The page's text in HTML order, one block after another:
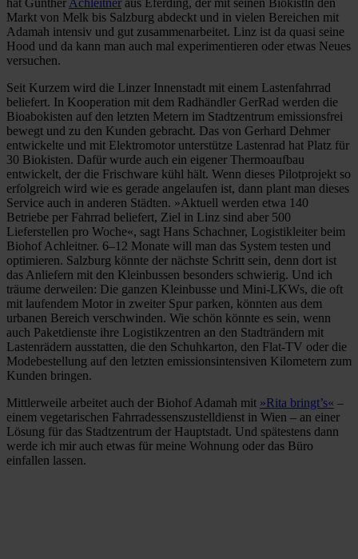
hat Günther Achleitner aus Eferding, der mit seinen Biokistln den
Markt von Melk bis Salzburg abdeckt und in vielen Bereichen mit
Adamah intensiv und gut zusammenarbeitet. Linz ist da quasi seine
Hood und da kann man auch mal experimentieren oder etwas Neues
versuchen.
Seit Kurzem wird die Linzer Innenstadt mit einem Lastenfahrrad
beliefert. In Kooperation mit dem Radhändler GerRad werden die
Bioabokisten auf den letzten Metern im Stadtzentrum emissionsfrei
bewegt und zu den Kunden gebracht. Das von Gerhard Dehmer
entwickelte und mit Elektromotor unterstütze Lastenrad hat Platz für
30 Biokisten. Dafür wurde auch ein eigener Thermoaufbau
entwickelt, der die Frischware kühl hält. Wenn dieses Pilotprojekt so
erfolgreich wird wie es gerade angelaufen ist, dann plant man dieses
Service auch in anderen Städten. »Aktuell werden etwa 140
Betriebe per Fahrrad beliefert, Ziel in Linz sind aber 500
Lieferstellen pro Woche«, sagt Hans Schachner, Logistikleiter beim
Biohof Achleitner. 6–12 Monate will man das System testen und
optimieren. Salzburg könnte der nächste Schritt sein, denn dort ist
das Anliefern mit den Kleinbussen besonders schwierig. Und ich
träume derweilen: Die ganzen Kleinbusse und Mini-LKWs, die oft
mit laufendem Motor in zweiter Spur parken, könnten aus dem
urbanen Bereich verschwinden. Wie schön könnte es sein, wenn
auch Paketdienste ihre Logistikzentren an den Stadträndern mit
Lastenrädern ausstatten, die den Schuhkarton, den Flat-TV oder die
Modebestellung auf den letzten emissionsintensiven Kilometern zum
Kunden bringen.
Mittlerweile arbeitet auch der Biohof Adamah mit »Rita bringt’s« –
einem vegetarischen Fahrradessenszustelldienst in Wien – an einer
Lösung für das Stadtzentrum der Hauptstadt. Und spätestens dann
werde ich mir auch etwas für meine Wohnung oder das Büro
einfallen lassen.